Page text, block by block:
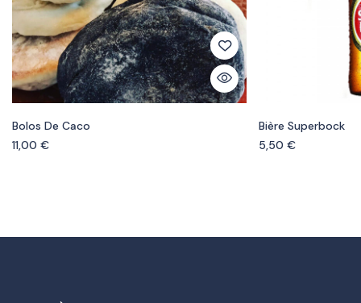
Bolos De Caco
11,00 €
Bière Superbock
5,50 €